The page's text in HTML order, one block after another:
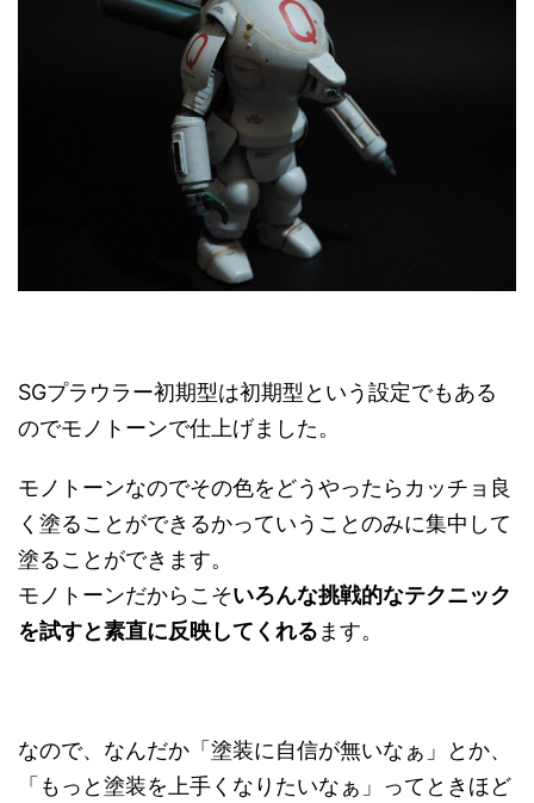
SGプラウラー初期型は初期型という設定でもある
のでモノトーンで仕上げました。
モノトーンなのでその色をどうやったらカッチョ良
く塗ることができるかっていうことのみに集中して
塗ることができます。
モノトーンだからこそいろんな挑戦的なテクニック
を試すと素直に反映してくれる ます。
なので、なんだか「塗装に自信が無いなぁ」とか、
「もっと塗装を上手くなりたいなぁ」ってときほど